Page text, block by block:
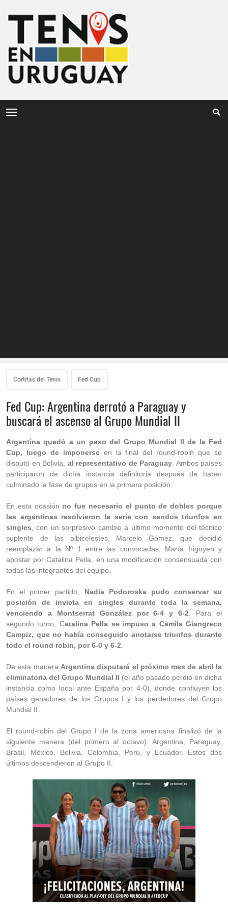
Cortitas del Tenis Fed Cup
Fed Cup: Argentina derrotó a Paraguay y
buscará el ascenso al Grupo Mundial II
Argentina quedó a un paso del Grupo Mundial II de la Fed
Cup, luego de imponerseen la final del round-robin que se
disputó en Bolivia, al representativo de Paraguay . Ambos países
participaron de dicha instancia definitoria después de haber
culminado la fase de grupos en la primera posición.
En esta ocasión no fue necesario el punto de dobles porque
las argentinas resolvieron la serie con sendos triunfos en
singles , con un sorpresivo cambio a último momento del técnico
suplente de las albicelestes, Marcelo Gómez, que decidió
reemplazar a la Nº 1 entre las convocadas, María Irigoyen y
apostar por Catalina Pella, en una modificación consensuada con
todas las integrantes del equipo.
En el primer partido, Nadia Podoroska pudo conservar su
posición de invicta en singles durante toda la semana,
venciendo a Montserrat González por 6-4 y 6-2 . Para el
segundo turno, Catalina Pella se impuso a Camila Giangreco
Campiz, que no había conseguido anotarse triunfos durante
todo el round robin, por 6-0 y 6-2
De esta manera Argentina disputará el próximo mes de abril la
eliminatoria del Grupo Mundial II (el año pasado perdió en dicha
instancia como local ante España por 4-0), donde confluyen los
países ganadores de los Grupos I y los perdedores del Grupo
Mundial II.
El round-robin del Grupo I de la zona americana finalizó de la
siguiente manera (del primero al octavo): Argentina, Paraguay,
Brasil, México, Bolivia, Colombia, Perú, y Ecuador. Estos dos
últimos descendieron al Grupo II.